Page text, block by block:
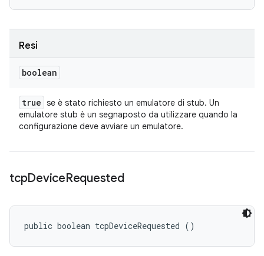
Resi
boolean
true se è stato richiesto un emulatore di stub. Un
emulatore stub è un segnaposto da utilizzare quando la
configurazione deve avviare un emulatore.
tcpDeviceRequested
public boolean tcpDeviceRequested ()